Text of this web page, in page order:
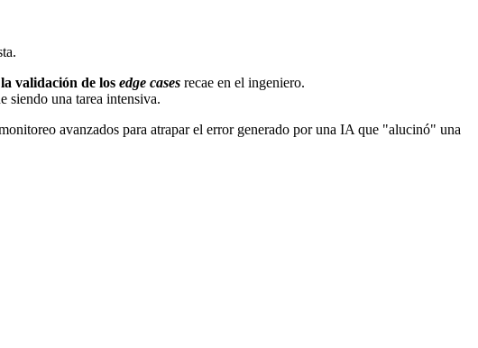
validación de los edge cases recae en el ingeniero.
siendo una tarea intensiva.
avanzados para atrapar el error generado por una IA que "alucinó" una